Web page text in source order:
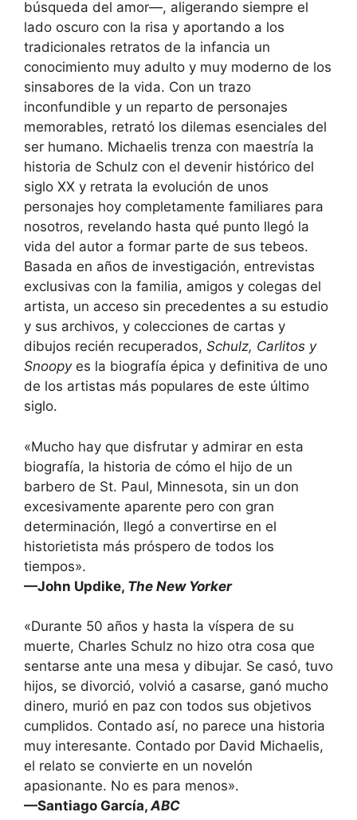
búsqueda del amor—, aligerando siempre el
lado oscuro con la risa y aportando a los
tradicionales retratos de la infancia un
conocimiento muy adulto y muy moderno de los
sinsabores de la vida. Con un trazo
inconfundible y un reparto de personajes
memorables, retrató los dilemas esenciales del
ser humano. Michaelis trenza con maestría la
historia de Schulz con el devenir histórico del
siglo XX y retrata la evolución de unos
personajes hoy completamente familiares para
nosotros, revelando hasta qué punto llegó la
vida del autor a formar parte de sus tebeos.
Basada en años de investigación, entrevistas
exclusivas con la familia, amigos y colegas del
artista, un acceso sin precedentes a su estudio
y sus archivos, y colecciones de cartas y
dibujos recién recuperados, Schulz, Carlitos y
Snoopyes la biografía épica y definitiva de uno
de los artistas más populares de este último
siglo.
«Mucho hay que disfrutar y admirar en esta
biografía, la historia de cómo el hijo de un
barbero de St. Paul, Minnesota, sin un don
excesivamente aparente pero con gran
determinación, llegó a convertirse en el
historietista más próspero de todos los
tiempos».
—John Updike, The New Yorker
«Durante 50 años y hasta la víspera de su
muerte, Charles Schulz no hizo otra cosa que
sentarse ante una mesa y dibujar. Se casó, tuvo
hijos, se divorció, volvió a casarse, ganó mucho
dinero, murió en paz con todos sus objetivos
cumplidos. Contado así, no parece una historia
muy interesante. Contado por David Michaelis,
el relato se convierte en un novelón
apasionante. No es para menos».
—Santiago García,ABC